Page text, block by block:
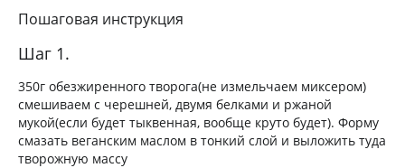
Пошаговая инструкция
Шаг 1.
350г обезжиренного творога(не измельчаем миксером)
смешиваем с черешней, двумя белками и ржаной
мукой(если будет тыквенная, вообще круто будет). Форму
смазать веганским маслом в тонкий слой и выложить туда
творожную массу